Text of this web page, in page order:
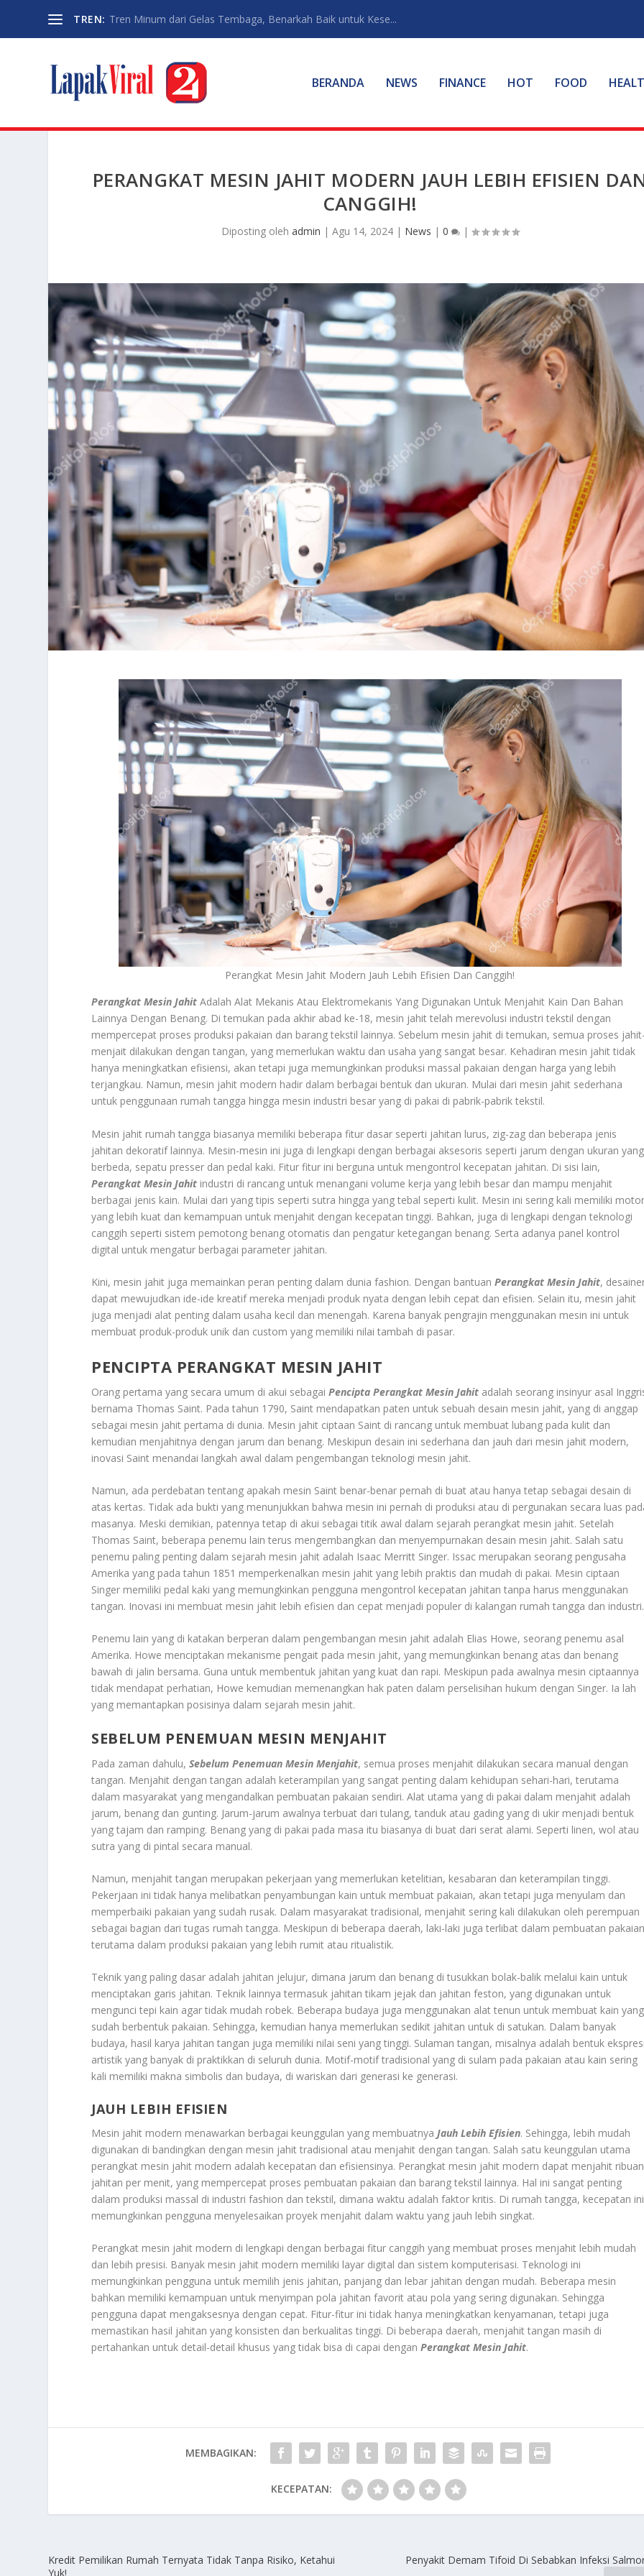
TREN: Tren Minum dari Gelas Tembaga, Benarkah Baik untuk Kese...
BERANDA NEWS FINANCE HOT FOOD
PERANGKAT MESIN JAHIT MODERN JAUH LEBIH EFISIEN
CANGGIH!
Diposting oleh admin | Agu 14, 2024| News | 0 |
Perangkat Mesin Jahit Modern Jauh Lebih Efisien Dan Canggih!
Perangkat Mesin Jahit Adalah Alat Mekanis Atau Elektromekanis Yang Digunakan Untuk Menjahit Kain Dan Bahan
Lainnya Dengan Benang. Di temukan pada akhir abad ke-18, mesin jahit telah merevolusi industri tekstil dengan
mempercepat proses produksi pakaian dan barang tekstil lainnya. Sebelum mesin jahit di temukan, semua proses
menjait dilakukan dengan tangan, yang memerlukan waktu dan usaha yang sangat besar. Kehadiran mesin jahit tidak
hanya meningkatkan efisiensi, akan tetapi juga memungkinkan produksi massal pakaian dengan harga yang lebih
terjangkau. Namun, mesin jahit modern hadir dalam berbagai bentuk dan ukuran. Mulai dari mesin jahit sederhana
untuk penggunaan rumah tangga hingga mesin industri besar yang di pakai di pabrik-pabrik tekstil.
Mesin jahit rumah tangga biasanya memiliki beberapa fitur dasar seperti jahitan lurus, zig-zag dan beberapa jenis
jahitan dekoratif lainnya. Mesin-mesin ini juga di lengkapi dengan berbagai aksesoris seperti jarum dengan ukuran yang
berbeda, sepatu presser dan pedal kaki. Fitur fitur ini berguna untuk mengontrol kecepatan jahitan. Di sisi lain,
Perangkat Mesin Jahit industri di rancang untuk menangani volume kerja yang lebih besar dan mampu menjahit
berbagai jenis kain. Mulai dari yang tipis seperti sutra hingga yang tebal seperti kulit. Mesin ini sering kali memiliki
yang lebih kuat dan kemampuan untuk menjahit dengan kecepatan tinggi. Bahkan, juga di lengkapi dengan teknologi
canggih seperti sistem pemotong benang otomatis dan pengatur ketegangan benang. Serta adanya panel kontrol
digital untuk mengatur berbagai parameter jahitan.
Kini, mesin jahit juga memainkan peran penting dalam dunia fashion. Dengan bantuanPerangkat Mesin Jahit,
dapat mewujudkan ide-ide kreatif mereka menjadi produk nyata dengan lebih cepat dan efisien. Selain itu, mesin jahit
juga menjadi alat penting dalam usaha kecil dan menengah. Karena banyak pengrajin menggunakan mesin ini untuk
membuat produk-produk unik dan custom yang memiliki nilai tambah di pasar.
PENCIPTA PERANGKAT MESIN JAHIT
Orang pertama yang secara umum di akui sebagaiPencipta Perangkat Mesin Jahit adalah seorang insinyur asal
bernama Thomas Saint. Pada tahun 1790, Saint mendapatkan paten untuk sebuah desain mesin jahit, yang di anggap
sebagai mesin jahit pertama di dunia. Mesin jahit ciptaan Saint di rancang untuk membuat lubang pada kulit dan
kemudian menjahitnya dengan jarum dan benang. Meskipun desain ini sederhana dan jauh dari mesin jahit modern,
inovasi Saint menandai langkah awal dalam pengembangan teknologi mesin jahit.
Namun, ada perdebatan tentang apakah mesin Saint benar-benar pernah di buat atau hanya tetap sebagai desain di
atas kertas. Tidak ada bukti yang menunjukkan bahwa mesin ini pernah di produksi atau di pergunakan secara luas
masanya. Meski demikian, patennya tetap di akui sebagai titik awal dalam sejarah perangkat mesin jahit. Setelah
Thomas Saint, beberapa penemu lain terus mengembangkan dan menyempurnakan desain mesin jahit. Salah satu
penemu paling penting dalam sejarah mesin jahit adalah Isaac Merritt Singer. Issac merupakan seorang pengusaha
Amerika yang pada tahun 1851 memperkenalkan mesin jahit yang lebih praktis dan mudah di pakai. Mesin ciptaan
Singer memiliki pedal kaki yang memungkinkan pengguna mengontrol kecepatan jahitan tanpa harus menggunakan
tangan. Inovasi ini membuat mesin jahit lebih efisien dan cepat menjadi populer di kalangan rumah tangga dan industri.
Penemu lain yang di katakan berperan dalam pengembangan mesin jahit adalah Elias Howe, seorang penemu asal
Amerika. Howe menciptakan mekanisme pengait pada mesin jahit, yang memungkinkan benang atas dan benang
bawah di jalin bersama. Guna untuk membentuk jahitan yang kuat dan rapi. Meskipun pada awalnya mesin ciptaannya
tidak mendapat perhatian, Howe kemudian memenangkan hak paten dalam perselisihan hukum dengan Singer. Ia lah
yang memantapkan posisinya dalam sejarah mesin jahit.
SEBELUM PENEMUAN MESIN MENJAHIT
Pada zaman dahulu,Sebelum Penemuan Mesin Menjahit, semua proses menjahit dilakukan secara manual dengan
tangan. Menjahit dengan tangan adalah keterampilan yang sangat penting dalam kehidupan sehari-hari, terutama
dalam masyarakat yang mengandalkan pembuatan pakaian sendiri. Alat utama yang di pakai dalam menjahit adalah
jarum, benang dan gunting. Jarum-jarum awalnya terbuat dari tulang, tanduk atau gading yang di ukir menjadi bentuk
yang tajam dan ramping. Benang yang di pakai pada masa itu biasanya di buat dari serat alami. Seperti linen, wol atau
sutra yang di pintal secara manual.
Namun, menjahit tangan merupakan pekerjaan yang memerlukan ketelitian, kesabaran dan keterampilan tinggi.
Pekerjaan ini tidak hanya melibatkan penyambungan kain untuk membuat pakaian, akan tetapi juga menyulam dan
memperbaiki pakaian yang sudah rusak. Dalam masyarakat tradisional, menjahit sering kali dilakukan oleh perempuan
sebagai bagian dari tugas rumah tangga. Meskipun di beberapa daerah, laki-laki juga terlibat dalam pembuatan
terutama dalam produksi pakaian yang lebih rumit atau ritualistik.
Teknik yang paling dasar adalah jahitan jelujur, dimana jarum dan benang di tusukkan bolak-balik melalui kain untuk
menciptakan garis jahitan. Teknik lainnya termasuk jahitan tikam jejak dan jahitan feston, yang digunakan untuk
mengunci tepi kain agar tidak mudah robek. Beberapa budaya juga menggunakan alat tenun untuk membuat kain yang
sudah berbentuk pakaian. Sehingga, kemudian hanya memerlukan sedikit jahitan untuk di satukan. Dalam banyak
budaya, hasil karya jahitan tangan juga memiliki nilai seni yang tinggi. Sulaman tangan, misalnya adalah bentuk
artistik yang banyak di praktikkan di seluruh dunia. Motif-motif tradisional yang di sulam pada pakaian atau kain sering
kali memiliki makna simbolis dan budaya, di wariskan dari generasi ke generasi.
JAUH LEBIH EFISIEN
Mesin jahit modern menawarkan berbagai keunggulan yang membuatnyaJauh Lebih Efisien. Sehingga, lebih mudah
digunakan di bandingkan dengan mesin jahit tradisional atau menjahit dengan tangan. Salah satu keunggulan utama
perangkat mesin jahit modern adalah kecepatan dan efisiensinya. Perangkat mesin jahit modern dapat menjahit ribuan
jahitan per menit, yang mempercepat proses pembuatan pakaian dan barang tekstil lainnya. Hal ini sangat penting
dalam produksi massal di industri fashion dan tekstil, dimana waktu adalah faktor kritis. Di rumah tangga, kecepatan ini
memungkinkan pengguna menyelesaikan proyek menjahit dalam waktu yang jauh lebih singkat.
Perangkat mesin jahit modern di lengkapi dengan berbagai fitur canggih yang membuat proses menjahit lebih mudah
dan lebih presisi. Banyak mesin jahit modern memiliki layar digital dan sistem komputerisasi. Teknologi ini
memungkinkan pengguna untuk memilih jenis jahitan, panjang dan lebar jahitan dengan mudah. Beberapa mesin
bahkan memiliki kemampuan untuk menyimpan pola jahitan favorit atau pola yang sering digunakan. Sehingga
pengguna dapat mengaksesnya dengan cepat. Fitur-fitur ini tidak hanya meningkatkan kenyamanan, tetapi juga
memastikan hasil jahitan yang konsisten dan berkualitas tinggi. Di beberapa daerah, menjahit tangan masih di
pertahankan untuk detail-detail khusus yang tidak bisa di capai denganPerangkat Mesin Jahit.
MEMBAGIKAN:
KECEPATAN:
Kredit Pemilikan Rumah Ternyata Tidak Tanpa Risiko, Ketahui
Yuk!
Penyakit Demam Tifoid Di Sebabkan Infeksi